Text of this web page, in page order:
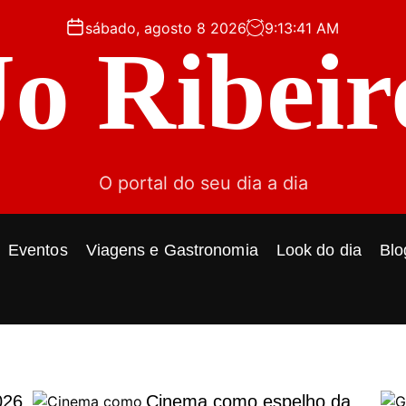
sábado, agosto 8 2026 9:13:42 AM
O portal do seu dia a dia
Eventos Viagens e Gastronomia Look do dia
Cinema como espelho da